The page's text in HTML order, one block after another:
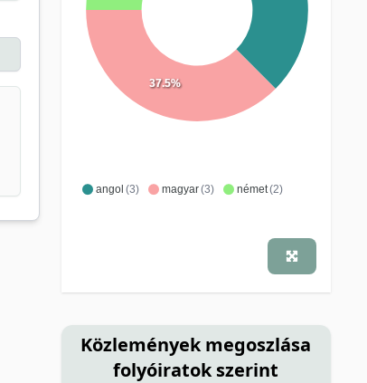
angol (3) magyar(3) német(2)
37.5%
Közlemények megoszlása
folyóiratok szerint